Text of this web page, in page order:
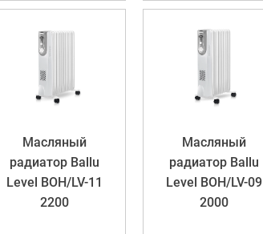
Масляный
радиатор Ballu
Level BOH/LV-11
2200
Масляный
радиатор Ballu
Level BOH/LV-09
2000